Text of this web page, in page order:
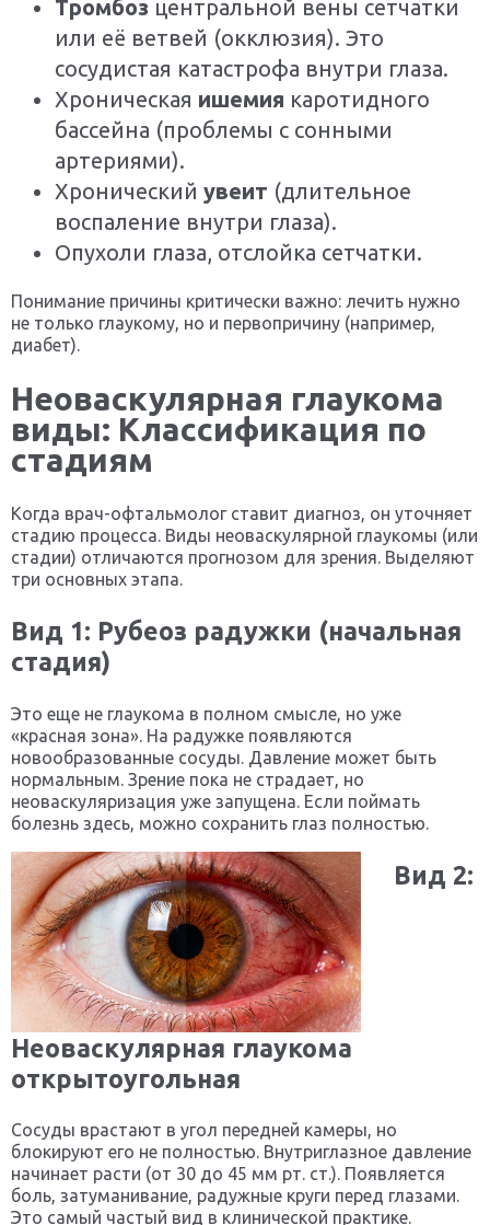
Тромбоз центральной вены сетчатки
или её ветвей (окклюзия). Это
сосудистая катастрофа внутри глаза.
Хроническая ишемия каротидного
бассейна (проблемы с сонными
артериями).
Хронический увеит (длительное
воспаление внутри глаза).
Опухоли глаза, отслойка сетчатки.
Понимание причины критически важно: лечить нужно
не только глаукому, но и первопричину (например,
диабет).
Неоваскулярная глаукома
виды: Классификация по
стадиям
Когда врач-офтальмолог ставит диагноз, он уточняет
стадию процесса. Виды неоваскулярной глаукомы (или
стадии) отличаются прогнозом для зрения. Выделяют
три основных этапа.
Вид 1: Рубеоз радужки (начальная
стадия)
Это еще не глаукома в полном смысле, но уже
«красная зона». На радужке появляются
новообразованные сосуды. Давление может быть
нормальным. Зрение пока не страдает, но
неоваскуляризация уже запущена. Если поймать
болезнь здесь, можно сохранить глаз полностью.
Вид 2:
Неоваскулярная глаукома
открытоугольная
Сосуды врастают в угол передней камеры, но
блокируют его не полностью. Внутриглазное давление
начинает расти (от 30 до 45 мм рт. ст.). Появляется
боль, затуманивание, радужные круги перед глазами.
Это самый частый вид в клинической практике.